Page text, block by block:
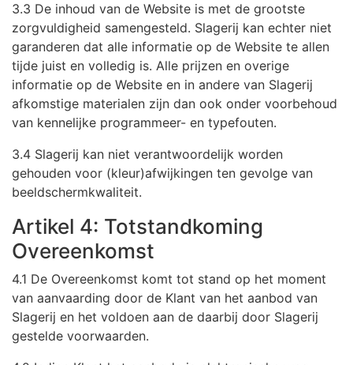
3.3 De inhoud van de Website is met de grootste
zorgvuldigheid samengesteld. Slagerij kan echter niet
garanderen dat alle informatie op de Website te allen
tijde juist en volledig is. Alle prijzen en overige
informatie op de Website en in andere van Slagerij
afkomstige materialen zijn dan ook onder voorbehoud
van kennelijke programmeer- en typefouten.
3.4 Slagerij kan niet verantwoordelijk worden
gehouden voor (kleur)afwijkingen ten gevolge van
beeldschermkwaliteit.
Artikel 4: Totstandkoming
Overeenkomst
4.1 De Overeenkomst komt tot stand op het moment
van aanvaarding door de Klant van het aanbod van
Slagerij en het voldoen aan de daarbij door Slagerij
gestelde voorwaarden.